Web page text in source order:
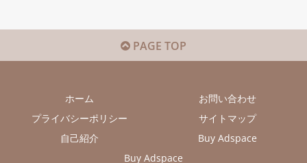
PAGE TOP
ホーム
お問い合わせ
プライバシーポリシー
サイトマップ
自己紹介
Buy Adspace
Buy Adspace